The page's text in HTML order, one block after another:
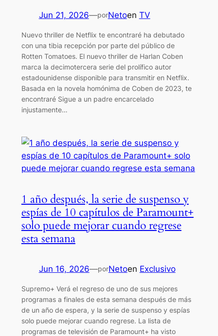
Jun 21, 2026—porNetoen TV
Nuevo thriller de Netflix te encontraré ha debutado
con una tibia recepción por parte del público de
Rotten Tomatoes. El nuevo thriller de Harlan Coben
marca la decimotercera serie del prolífico autor
estadounidense disponible para transmitir en Netflix.
Basada en la novela homónima de Coben de 2023, te
encontraré Sigue a un padre encarcelado
injustamente…
1 año después, la serie de suspenso y
espías de 10 capítulos de Paramount+
solo puede mejorar cuando regrese
esta semana
Jun 16, 2026—porNetoen Exclusivo
Supremo+ Verá el regreso de uno de sus mejores
programas a finales de esta semana después de más
de un año de espera, y la serie de suspenso y espías
solo puede mejorar cuando regrese. La lista de
programas de televisión de Paramount+ ha visto